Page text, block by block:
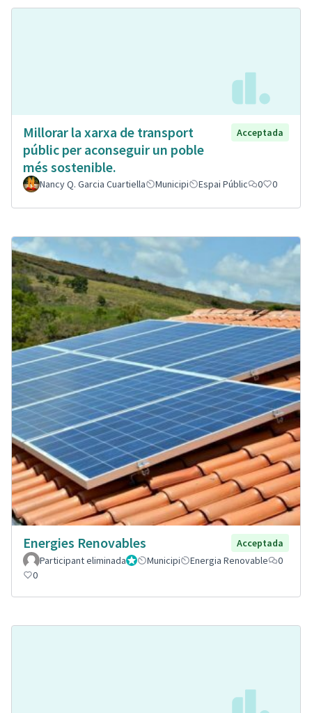
Millorar la xarxa de transport
públic per aconseguir un poble
més sostenible.
Acceptada
Nancy Q. Garcia Cuartiella Municipi Espai Públic 0 0
Energies Renovables
Acceptada
Participant eliminadaAdministrador
Municipi Energia Renovable
0
0